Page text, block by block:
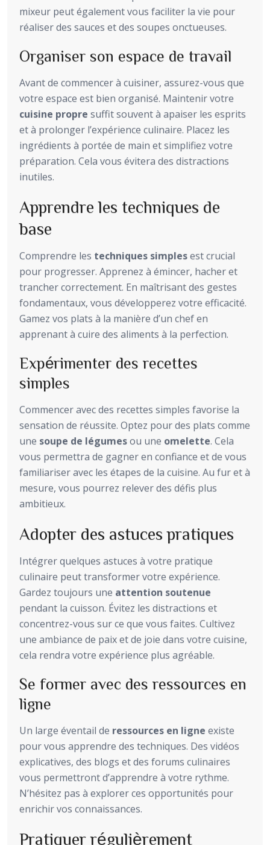
mixeur peut également vous faciliter la vie pour
réaliser des sauces et des soupes onctueuses.
Organiser son espace de travail
Avant de commencer à cuisiner, assurez-vous que
votre espace est bien organisé. Maintenir votre
cuisine propre suffit souvent à apaiser les esprits
et à prolonger l’expérience culinaire. Placez les
ingrédients à portée de main et simplifiez votre
préparation. Cela vous évitera des distractions
inutiles.
Apprendre les techniques de
base
Comprendre les techniques simplesest crucial
pour progresser. Apprenez à émincer, hacher et
trancher correctement. En maîtrisant des gestes
fondamentaux, vous développerez votre efficacité.
Gamez vos plats à la manière d’un chef en
apprenant à cuire des aliments à la perfection.
Expérimenter des recettes
simples
Commencer avec des recettes simples favorise la
sensation de réussite. Optez pour des plats comme
une soupe de légumesou une omelette. Cela
vous permettra de gagner en confiance et de vous
familiariser avec les étapes de la cuisine. Au fur et à
mesure, vous pourrez relever des défis plus
ambitieux.
Adopter des astuces pratiques
Intégrer quelques astuces à votre pratique
culinaire peut transformer votre expérience.
Gardez toujours une attention soutenue
pendant la cuisson. Évitez les distractions et
concentrez-vous sur ce que vous faites. Cultivez
une ambiance de paix et de joie dans votre cuisine,
cela rendra votre expérience plus agréable.
Se former avec des ressources en
ligne
Un large éventail de ressources en ligne existe
pour vous apprendre des techniques. Des vidéos
explicatives, des blogs et des forums culinaires
vous permettront d’apprendre à votre rythme.
N’hésitez pas à explorer ces opportunités pour
enrichir vos connaissances.
Pratiquer régulièrement